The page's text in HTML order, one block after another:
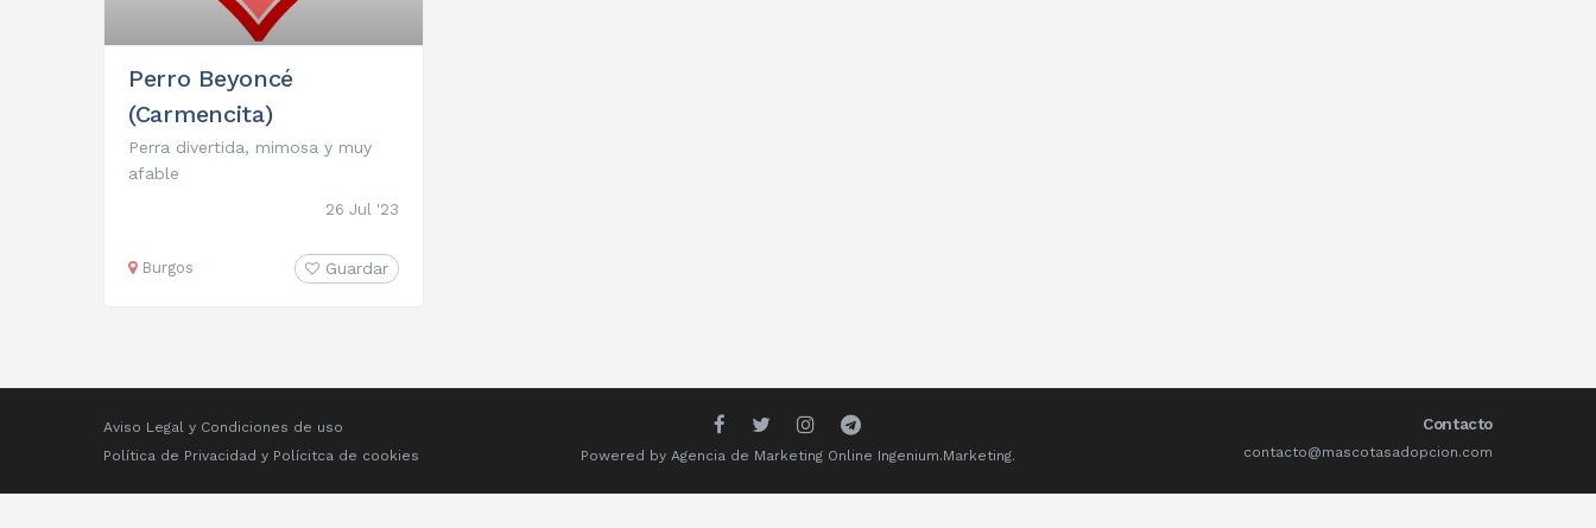
Perro Beyoncé
(Carmencita)
Perra divertida, mimosa y muy
afable
26 Jul '23
Burgos Guardar
Aviso Legal y Condiciones de uso
Política de Privacidad y Polícitca de cookies Powered by Agencia de Marketing Online Ingenium.Marketing.
Contacto
contacto@mascotasadopcion.com